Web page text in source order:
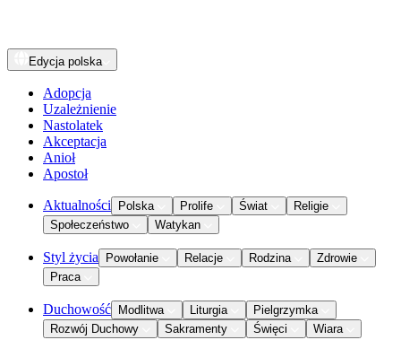
Edycja polska
Adopcja
Uzależnienie
Nastolatek
Akceptacja
Anioł
Apostoł
Aktualności Polska Prolife Świat
Religie
Społeczeństwo
Watykan
Styl życia Powołanie Relacje Rodzina
Zdrowie
Praca
Duchowość Modlitwa Liturgia
Pielgrzymka
Rozwój Duchowy
Sakramenty Święci Wiara